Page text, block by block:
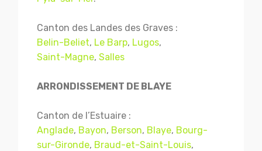
Canton des Landes des Graves :
Belin-Beliet, Le Barp, Lugos,
Saint-Magne, Salles
ARRONDISSEMENT DE BLAYE
Canton de l’Estuaire :
Anglade, Bayon, Berson, Blaye, Bourg-
sur-Gironde, Braud-et-Saint-Louis,